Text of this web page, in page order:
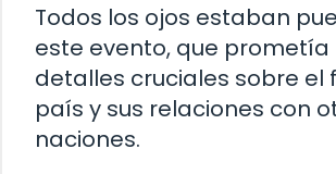
Todos los ojos estaban
este evento, que prometía
detalles cruciales sobre el
país y sus relaciones con
naciones.